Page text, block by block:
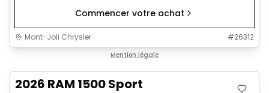
Commencer votre achat
Mont-Joli Chrysler #26312
Mention légale
2026 RAM 1500 Sport